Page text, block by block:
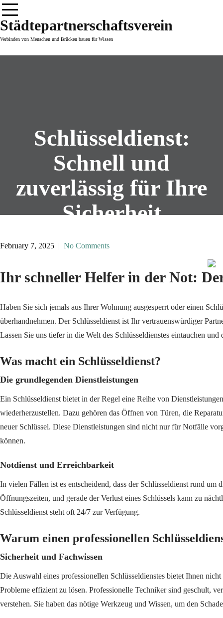
Skip
to
content
Städtepartnerschaftsverein
Verbinden von Menschen und Brücken bauen für Wissen
Schlüsseldienst:
Schnell und
zuverlässig für Ihre
Sicherheit
February 7, 2025 | No Comments
Ihr schneller Helfer in der Not:
Haben Sie sich jemals aus Ihrer Wohnung ausgesperrt oder einen
überhandnehmen. Der Schlüsseldienst ist Ihr vertrauenswürdiger
Lassen Sie uns tiefer in die Welt des Schlüsseldienstes eintauchen
Was macht ein Schlüsseldienst?
Die grundlegenden Dienstleistungen
Ein Schlüsseldienst bietet in der Regel eine Reihe von
wiederherzustellen. Dazu gehören das Öffnen von Türen, die
neuer Schlüssel. Diese Dienstleistungen sind nicht nur für Notfälle
können.
Notdienst und Erreichbarkeit
In vielen Fällen ist es entscheidend, dass der Schlüsseldienst rund
Öffnungszeiten, und gerade der Verlust eines Schlüssels kann zu
Schlüsseldienst steht oft 24/7 zur Verfügung.
Warum einen professionellen
Sicherheit und Fachwissen
Die Auswahl eines professionellen Schlüsseldienstes bietet Ihnen
Probleme effizient zu lösen. Professionelle Techniker sind geschult,
verstehen. Sie haben das nötige Werkzeug und Wissen, um den